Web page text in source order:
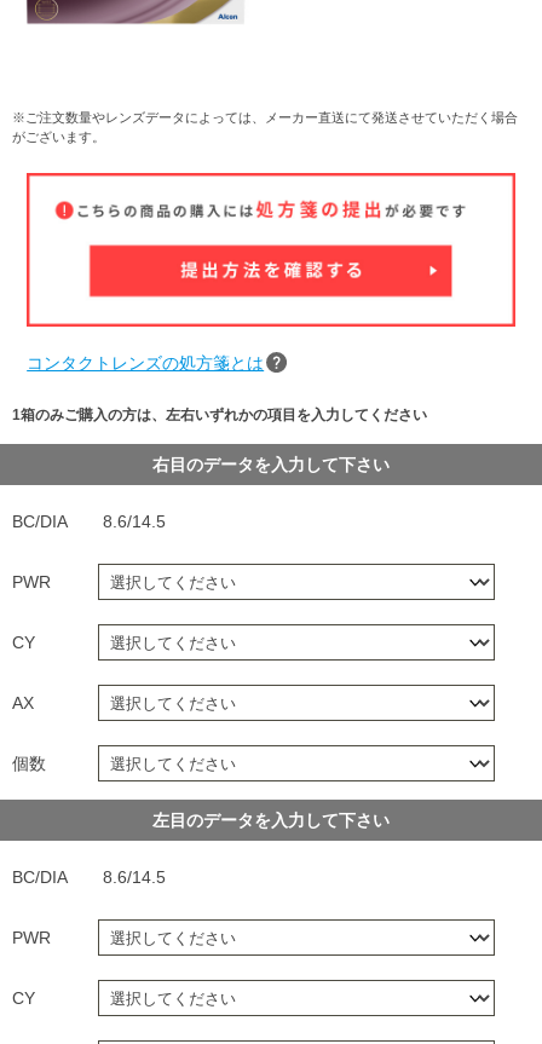
※ご注文数量やレンズデータによっては、メーカー直送にて発送させていただく場合
がございます。
コンタクトレンズの処方箋とは
1箱のみご購入の方は、左右いずれかの項目を入力してください
右目のデータを入力して下さい
BC/DIA 8.6/14.5
PWR
CY
AX
個数
左目のデータを入力して下さい
BC/DIA 8.6/14.5
PWR
CY